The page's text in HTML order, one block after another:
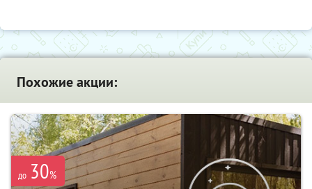
Похожие акции:
до 30%